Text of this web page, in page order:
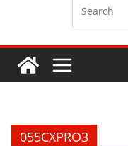
055CXPRO3